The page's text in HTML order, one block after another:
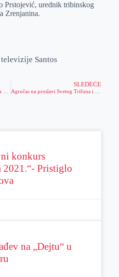
Prstojević, urednik tribinskog
Zrenjanina.
Santos
SLEDEĆE
konkurs
2021.“- Pristiglo
na „Dejtu“ u